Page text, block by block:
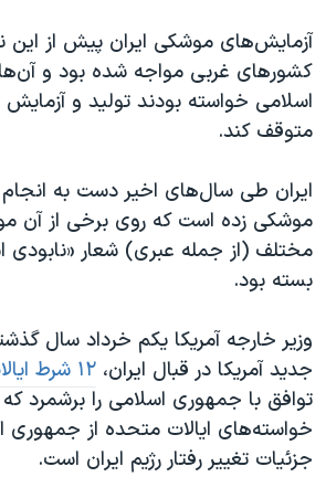
آزمایش‌های موشکی ایران پیش از این
کشورهای غربی مواجه شده بود و آن‌ها
اسلامی خواسته بودند تولید و
متوقف کند.
ایران طی سال‌های اخیر دست به
موشکی زده است که روی برخی از آن‌
مختلف (از جمله عبری) شعار «نابودی
بسته بود.
وزیر خارجه آمریکا یکم خرداد سال
جدید آمریکا در قبال ایران، ۱۲ شرط ایالات متحده
توافق با جمهوری اسلامی را برشمرد
خواسته‌های ایالات متحده از جمهوری
جزئیات تغییر رفتار رژیم ایران است.